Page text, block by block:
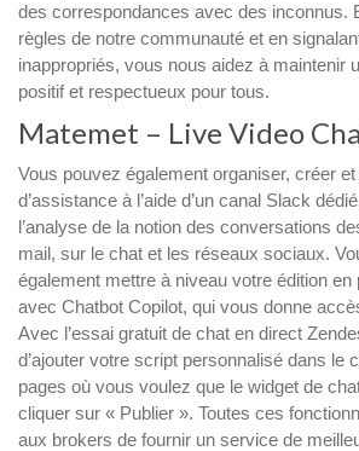
des correspondances avec des inconnus.
règles de notre communauté et en
inappropriés, vous nous aidez à maintenir
positif et respectueux pour tous.
Matemet – Live Video
Vous pouvez également organiser, créer
d’assistance à l’aide d’un canal Slack
l’analyse de la notion des conversations
mail, sur le chat et les réseaux sociaux.
également mettre à niveau votre édition
avec Chatbot Copilot, qui vous donne
Avec l’essai gratuit de chat en direct
d’ajouter votre script personnalisé dans le
pages où vous voulez que le widget de
cliquer sur « Publier ». Toutes ces
aux brokers de fournir un service de